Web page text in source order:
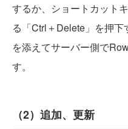
するか、ショートカット
る「Ctrl＋Delete」を押
を添えてサーバー側で
す。
（2）追加、更新